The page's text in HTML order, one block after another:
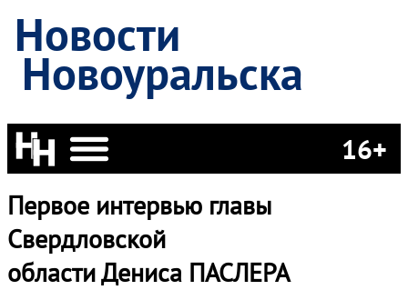
Новости
Новоуральска
16+
Первое интервью главы
Свердловской
области Дениса ПАСЛЕРА